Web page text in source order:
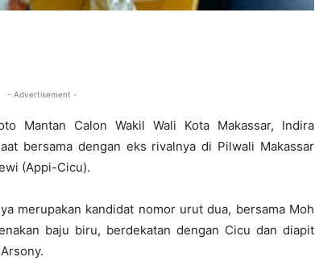
- Advertisement -
Mantan Calon Wakil Wali Kota Makassar, Indira
bersama dengan eks rivalnya di Pilwali Makassar
(Appi-Cicu).
merupakan kandidat nomor urut dua, bersama Moh
baju biru, berdekatan dengan Cicu dan diapit